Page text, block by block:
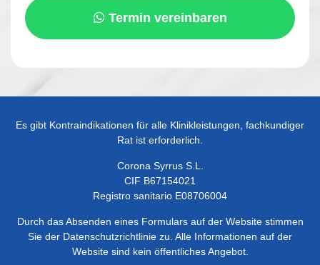
Termin vereinbaren
Es gibt Kontraindikationen für alle Klinikleistungen, fachkundiger
Rat ist erforderlich.
Corona Syrrus S.L.
CIF B67154021
Registro sanitario E08706004
Durch das Absenden eines Formulars auf der Website stimmen
Sie der Datenschutzrichtlinie zu. Alle Informationen auf der
Website sind kein öffentliches Angebot.